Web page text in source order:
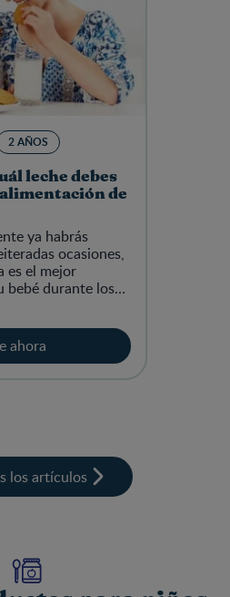
2 AÑOS
leche debes
de
ya habrás
ocasiones,
es el mejor
bebé durante los
de forma
ahora
los artículos